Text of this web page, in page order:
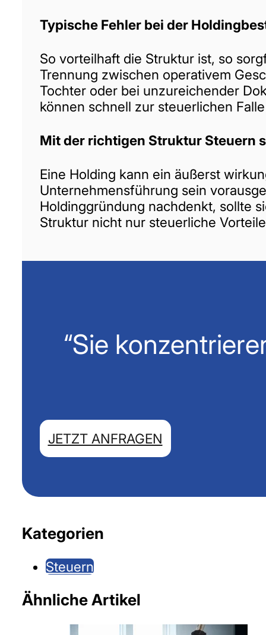
Typische Fehler bei der
So vorteilhaft die Struktur ist, so
Trennung zwischen operativem
Tochter oder bei unzureichender
können schnell zur steuerlichen
Mit der richtigen Struktur Steuern
Eine Holding kann ein äußerst
Unternehmensführung sein
Holdinggründung nachdenkt, sollte
Struktur nicht nur steuerliche
“Sie
JETZT ANFRAGEN
Kategorien
Steuern
Ähnliche Artikel